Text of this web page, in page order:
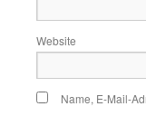
Website
Name, E-Mail-